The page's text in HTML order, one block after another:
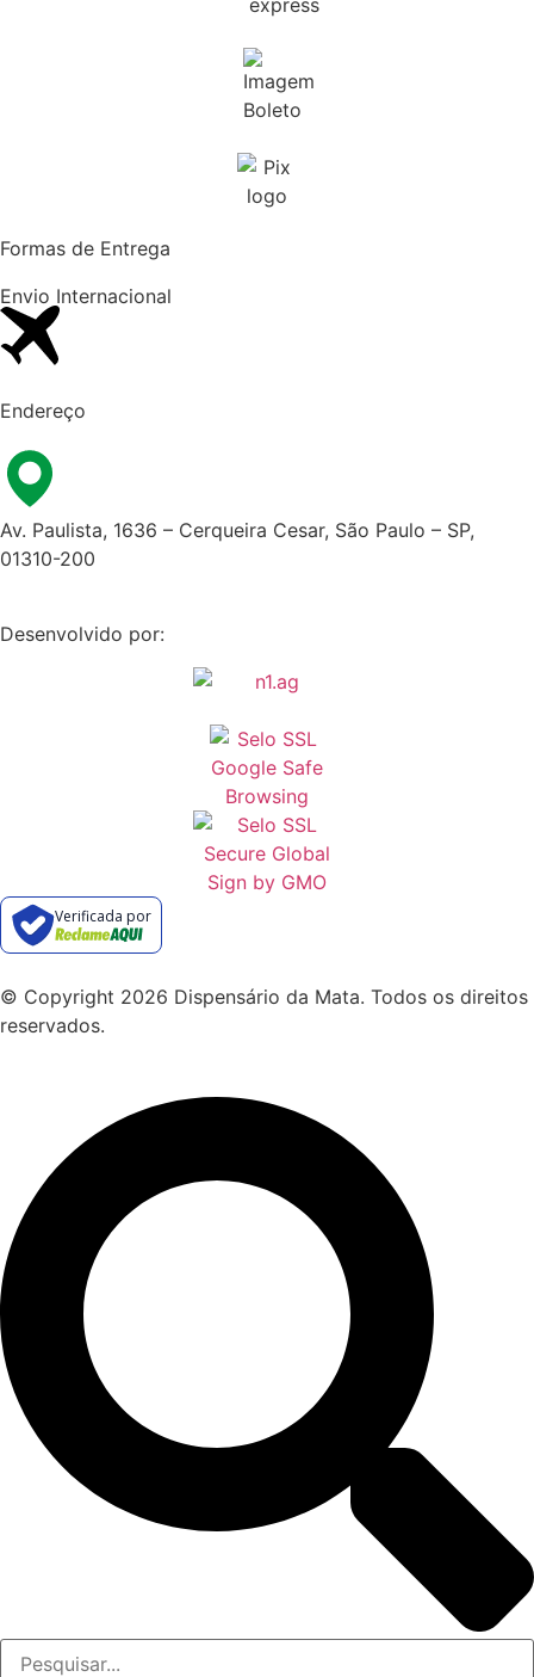
Formas de Entrega
Envio Internacional​
Endereço
Av. Paulista, 1636 – Cerqueira Cesar, São Paulo – SP,
01310-200
Desenvolvido por:
Verificada por
© Copyright 2026 Dispensário da Mata. Todos os direitos
reservados.